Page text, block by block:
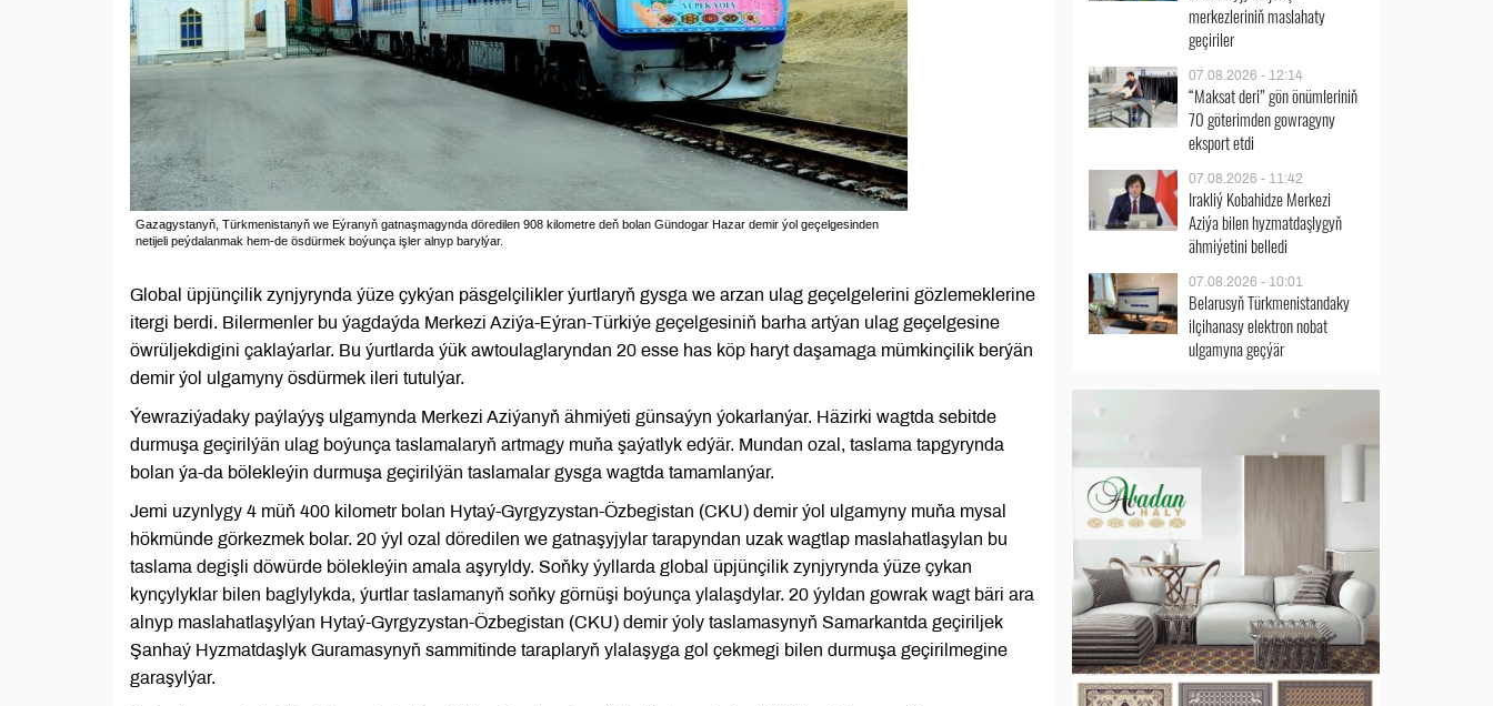
Gazagystanyň, Türkmenistanyň we Eýranyň gatnaşmagynda döredilen 908 kilometre deň bolan Gündogar Hazar demir ýol geçelgesinden
netijeli peýdalanmak hem-de ösdürmek boýunça işler alnyp barylýar.
Global üpjünçilik zynjyrynda ýüze çykýan päsgelçilikler ýurtlaryň gysga we arzan ulag geçelgelerini gözlemeklerine
itergi berdi. Bilermenler bu ýagdaýda Merkezi Aziýa-Eýran-Türkiýe geçelgesiniň barha artýan ulag geçelgesine
öwrüljekdigini çaklaýarlar. Bu ýurtlarda ýük awtoulaglaryndan 20 esse has köp haryt daşamaga mümkinçilik berýän
demir ýol ulgamyny ösdürmek ileri tutulýar.
Ýewraziýadaky paýlaýyş ulgamynda Merkezi Aziýanyň ähmiýeti günsaýyn ýokarlanýar. Häzirki wagtda sebitde
durmuşa geçirilýän ulag boýunça taslamalaryň artmagy muňa şaýatlyk edýär. Mundan ozal, taslama tapgyrynda
bolan ýa-da bölekleýin durmuşa geçirilýän taslamalar gysga wagtda tamamlanýar.
Jemi uzynlygy 4 müň 400 kilometr bolan Hytaý-Gyrgyzystan-Özbegistan (CKU) demir ýol ulgamyny muňa mysal
hökmünde görkezmek bolar. 20 ýyl ozal döredilen we gatnaşyjylar tarapyndan uzak wagtlap maslahatlaşylan bu
taslama degişli döwürde bölekleýin amala aşyryldy. Soňky ýyllarda global üpjünçilik zynjyrynda ýüze çykan
kynçylyklar bilen baglylykda, ýurtlar taslamanyň soňky görnüşi boýunça ylalaşdylar. 20 ýyldan gowrak wagt bäri ara
alnyp maslahatlaşylýan Hytaý-Gyrgyzystan-Özbegistan (CKU) demir ýoly taslamasynyň Samarkantda geçiriljek
Şanhaý Hyzmatdaşlyk Guramasynyň sammitinde taraplaryň ylalaşyga gol çekmegi bilen durmuşa geçirilmegine
garaşylýar.
merkezleriniň maslahaty
geçiriler
07.08.2026 - 12:14
“Maksat deri” gön önümleriniň
70 göterimden gowragyny
eksport etdi
07.08.2026 - 11:42
Irakliý Kobahidze Merkezi
Aziýa bilen hyzmatdaşlygyň
ähmiýetini belledi
07.08.2026 - 10:01
Belarusyň Türkmenistandaky
ilçihanasy elektron nobat
ulgamyna geçýär